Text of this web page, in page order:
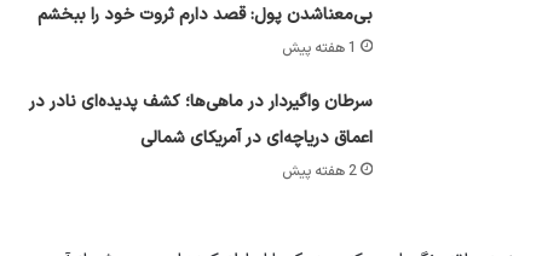
بی‌معناشدن پول: قصد دارم ثروت خود را ببخشم
1 هفته پیش
سرطان واگیردار در ماهی‌ها؛ کشف پدیده‌ای نادر در
اعماق دریاچه‌ای در آمریکای شمالی
2 هفته پیش